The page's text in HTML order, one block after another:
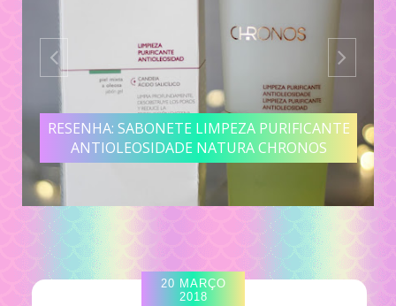
RESENHA: SABONETE LIMPEZA PURIFICANTE
ANTIOLEOSIDADE NATURA CHRONOS
20 MARÇO
2018